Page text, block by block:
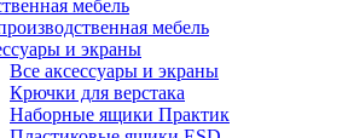
мебель
мебель
и экраны
Все аксессуары и экраны
Крючки для верстака
Наборные ящики Практик